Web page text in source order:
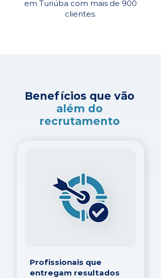
em Turiúba com mais de 900
clientes.
Benefícios que vão
além do
recrutamento
Profissionais que
entregam resultados